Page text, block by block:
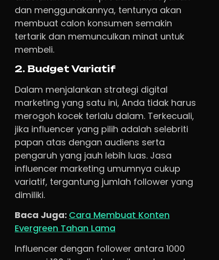
dan menggunakannya, tentunya akan
membuat calon konsumen semakin
tertarik dan memunculkan minat untuk
membeli.
2. Budget Variatif
Dalam menjalankan strategi digital
marketing yang satu ini, Anda tidak harus
merogoh kocek terlalu dalam. Terkecuali,
jika influencer yang pilih adalah selebriti
papan atas dengan audiens serta
pengaruh yang jauh lebih luas. Jasa
influencer marketing umumnya cukup
variatif, tergantung jumlah follower yang
dimiliki.
Baca Juga: Cara Membuat Konten
Evergreen Tahan Lama
Influencer dengan follower antara 1000